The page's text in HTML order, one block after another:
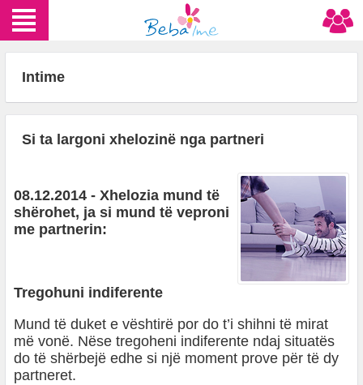
Intime
Si ta largoni xhelozinë nga partneri
08.12.2014 - Xhelozia mund të
shërohet, ja si mund të veproni
me partnerin:
Tregohuni indiferente
Mund të duket e vështirë por do t’i shihni të mirat
më vonë. Nëse tregoheni indiferente ndaj situatës
do të shërbejë edhe si një moment prove për të dy
partneret.